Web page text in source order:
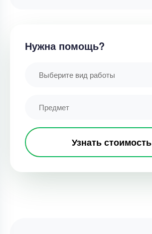
Нужна помощь?
Выберите вид работы
Узнать стоимость